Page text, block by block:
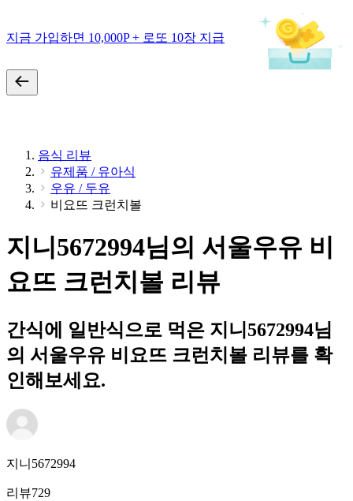
지금 가입하면 10,000P + 로또 10장 지급
음식 리뷰
유제품 / 유아식
우유 / 두유
비요뜨 크런치볼
지니5672994님의 서울우유 비
요뜨 크런치볼 리뷰
간식에 일반식으로 먹은 지니5672994님
의 서울우유 비요뜨 크런치볼 리뷰를 확
인해보세요.
지니5672994
리뷰729